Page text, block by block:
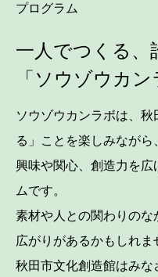
プログラム
一人でつくる、
「ソウゾウカン
ソウゾウカンラボは、
る」ことを楽しみながら、
興味や関心、創造力を
ムです。
素材や人との関わりの
広がりがあるかもしれま
秋田市文化創造館はみ